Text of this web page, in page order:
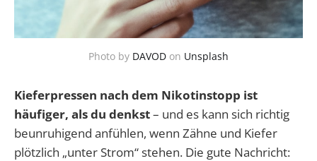
Photo by DAVOD on Unsplash
Kieferpressen nach dem Nikotinstopp ist
häufiger, als du denkst– und es kann sich richtig
beunruhigend anfühlen, wenn Zähne und Kiefer
plötzlich „unter Strom“ stehen. Die gute Nachricht: